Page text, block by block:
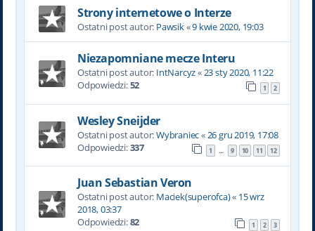
Strony internetowe o Interze
Ostatni post autor: Pawsik«9 kwie 2020, 19:03
Niezapomniane mecze Interu
Ostatni post autor: IntNarcyz«23 sty 2020, 11:22
Odpowiedzi:52 1 2
Wesley Sneijder
Ostatni post autor:Wybraniec«26 gru 2019, 17:08
Odpowiedzi:337 1 … 9 10 11 12
Juan Sebastian Veron
Ostatni post autor: Maciek(superofca)« 15 wrz
2018, 03:37
Odpowiedzi:82 1 2 3